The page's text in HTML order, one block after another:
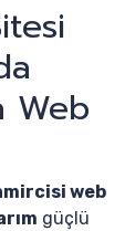
Web
web
güçlü